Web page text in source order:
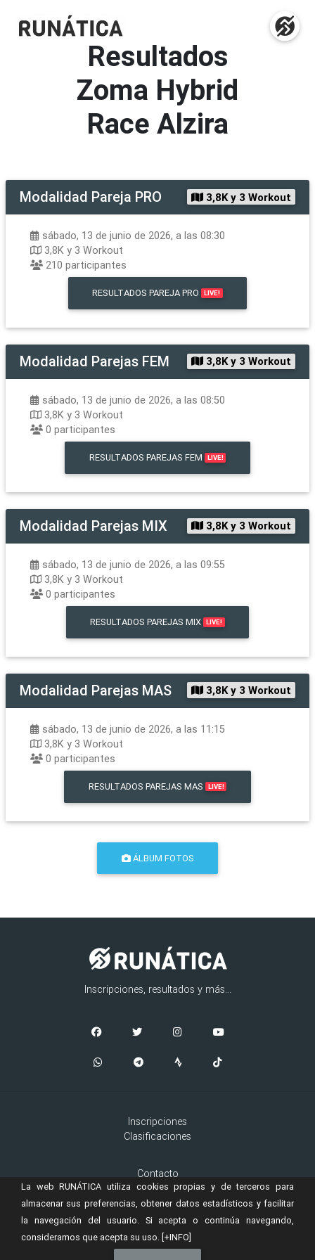
Resultados
Zoma Hybrid
Race Alzira
Modalidad Pareja PRO 3,8K y 3 Workout
sábado, 13 de junio de 2026, a las 08:30
3,8K y 3 Workout
210 participantes
RESULTADOS PAREJA PRO LIVE!
Modalidad Parejas FEM 3,8K y 3 Workout
sábado, 13 de junio de 2026, a las 08:50
3,8K y 3 Workout
0 participantes
RESULTADOS PAREJAS FEM LIVE!
Modalidad Parejas MIX 3,8K y 3 Workout
sábado, 13 de junio de 2026, a las 09:55
3,8K y 3 Workout
0 participantes
RESULTADOS PAREJAS MIX LIVE!
Modalidad Parejas MAS 3,8K y 3 Workout
sábado, 13 de junio de 2026, a las 11:15
3,8K y 3 Workout
0 participantes
RESULTADOS PAREJAS MAS LIVE!
ÁLBUM FOTOS
Inscripciones, resultados y más...
Inscripciones
Clasificaciones
Contacto
Aviso Legal
Cookies
RUNÁTICAes una marca registrada de
La web RUNÁTICA utiliza cookies propias y de terceros para
almacenar sus preferencias, obtener datos estadísticos y facilitar
la navegación del usuario. Si acepta o continúa navegando,
consideramos que acepta su uso. [+INFO]